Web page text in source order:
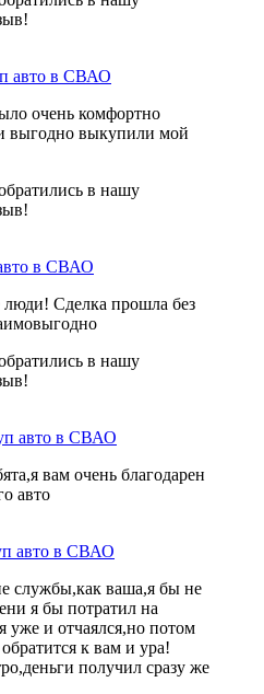
авто в СВАО
очень комфортно
выгодно выкупили мой
в нашу
в СВАО
Сделка прошла без
в нашу
авто в СВАО
вам очень благодарен
авто
авто в СВАО
службы,как ваша,я бы не
я бы потратил на
уже и отчаялся,но потом
к вам и ура!
получил сразу же